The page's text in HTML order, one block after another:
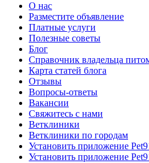
О нас
Разместите объявление
Платные услуги
Полезные советы
Блог
Справочник владельца
Карта статей блога
Отзывы
Вопросы-ответы
Вакансии
Свяжитесь с нами
Ветклиники
Ветклиники по городам
Установить приложение
Установить приложение